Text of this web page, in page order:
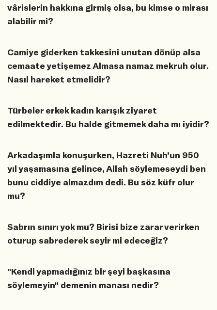
vârislerin hakkına girmiş olsa, bu kimse o mirası
alabilir mi?
Camiye giderken takkesini unutan dönüp alsa
cemaate yetişemez Almasa namaz mekruh olur.
Nasıl hareket etmelidir?
Türbeler erkek kadın karışık ziyaret
edilmektedir. Bu halde gitmemek daha mı iyidir?
Arkadaşımla konuşurken, Hazreti Nuh’un 950
yıl yaşamasına gelince, Allah söylemeseydi ben
bunu ciddiye almazdım dedi. Bu söz küfr olur
mu?
Sabrın sınırı yok mu? Birisi bize zarar verirken
oturup sabrederek seyir mi edeceğiz?
"Kendi yapmadığınız bir şeyi başkasına
söylemeyin" demenin manası nedir?